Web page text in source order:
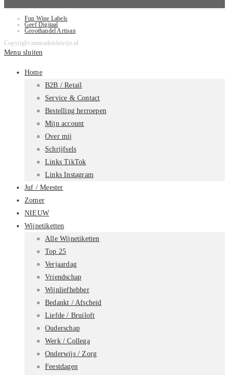
Fun Wine Labels
Geef Digitaal
Groothandel Artisan
Copyright mamadrinktwijn.nl
Menu sluiten
Home
B2B / Retail
Service & Contact
Bestelling herroepen
Mijn account
Over mij
Schrijfsels
Links TikTok
Links Instagram
Juf / Meester
Zomer
NIEUW
Wijnetiketten
Alle Wijnetiketten
Top 25
Verjaardag
Vriendschap
Wijnliefhebber
Bedankt / Afscheid
Liefde / Bruiloft
Ouderschap
Werk / Collega
Onderwijs / Zorg
Feestdagen